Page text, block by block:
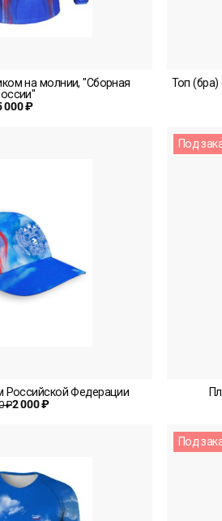
на молнии, "Сборная
000 ₽
Топ (бра)
Российской Федерации
₽2 000 ₽
Под
Под